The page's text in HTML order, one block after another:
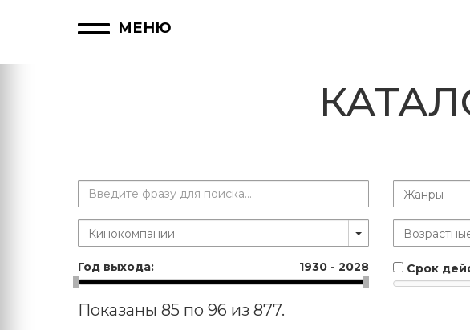
МЕНЮ
Год выхода: 1930 -2028 Срок
Показаны 85 по 96 из 877.